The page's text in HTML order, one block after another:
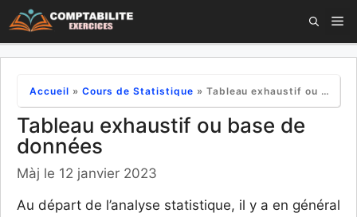
Aller
au
Accueil » Cours de Statistique » Tableau exhaustif ou base de données
Tableau exhaustif ou base de
données
Màj le 12 janvier 2023
Au départ de l’analyse statistique, il y a en général